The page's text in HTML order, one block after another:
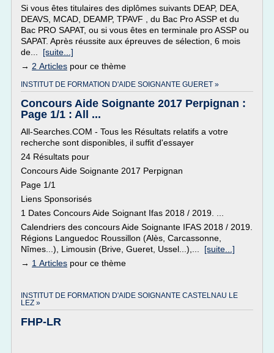
Si vous êtes titulaires des diplômes suivants DEAP, DEA,
DEAVS, MCAD, DEAMP, TPAVF , du Bac Pro ASSP et du
Bac PRO SAPAT, ou si vous êtes en terminale pro ASSP ou
SAPAT. Après réussite aux épreuves de sélection, 6 mois
de... [suite...]
→ 2 Articles pour ce thème
INSTITUT DE FORMATION D'AIDE SOIGNANTE GUERET »
Concours Aide Soignante 2017 Perpignan :
Page 1/1 : All ...
All-Searches.COM - Tous les Résultats relatifs a votre
recherche sont disponibles, il suffit d'essayer
24 Résultats pour
Concours Aide Soignante 2017 Perpignan
Page 1/1
Liens Sponsorisés
1 Dates Concours Aide Soignant Ifas 2018 / 2019. ...
Calendriers des concours Aide Soignante IFAS 2018 / 2019.
Régions Languedoc Roussillon (Alès, Carcassonne,
Nîmes...), Limousin (Brive, Gueret, Ussel...),... [suite...]
→ 1 Articles pour ce thème
INSTITUT DE FORMATION D'AIDE SOIGNANTE CASTELNAU LE
LEZ »
FHP-LR